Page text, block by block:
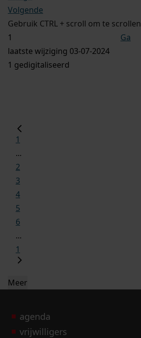
Volgende
Gebruik CTRL + scroll om te scrollen
Ga
laatste wijziging 03-07-2024
1 gedigitaliseerd
1
...
2
3
4
5
6
...
1
Meer
agenda
vrijwilligers